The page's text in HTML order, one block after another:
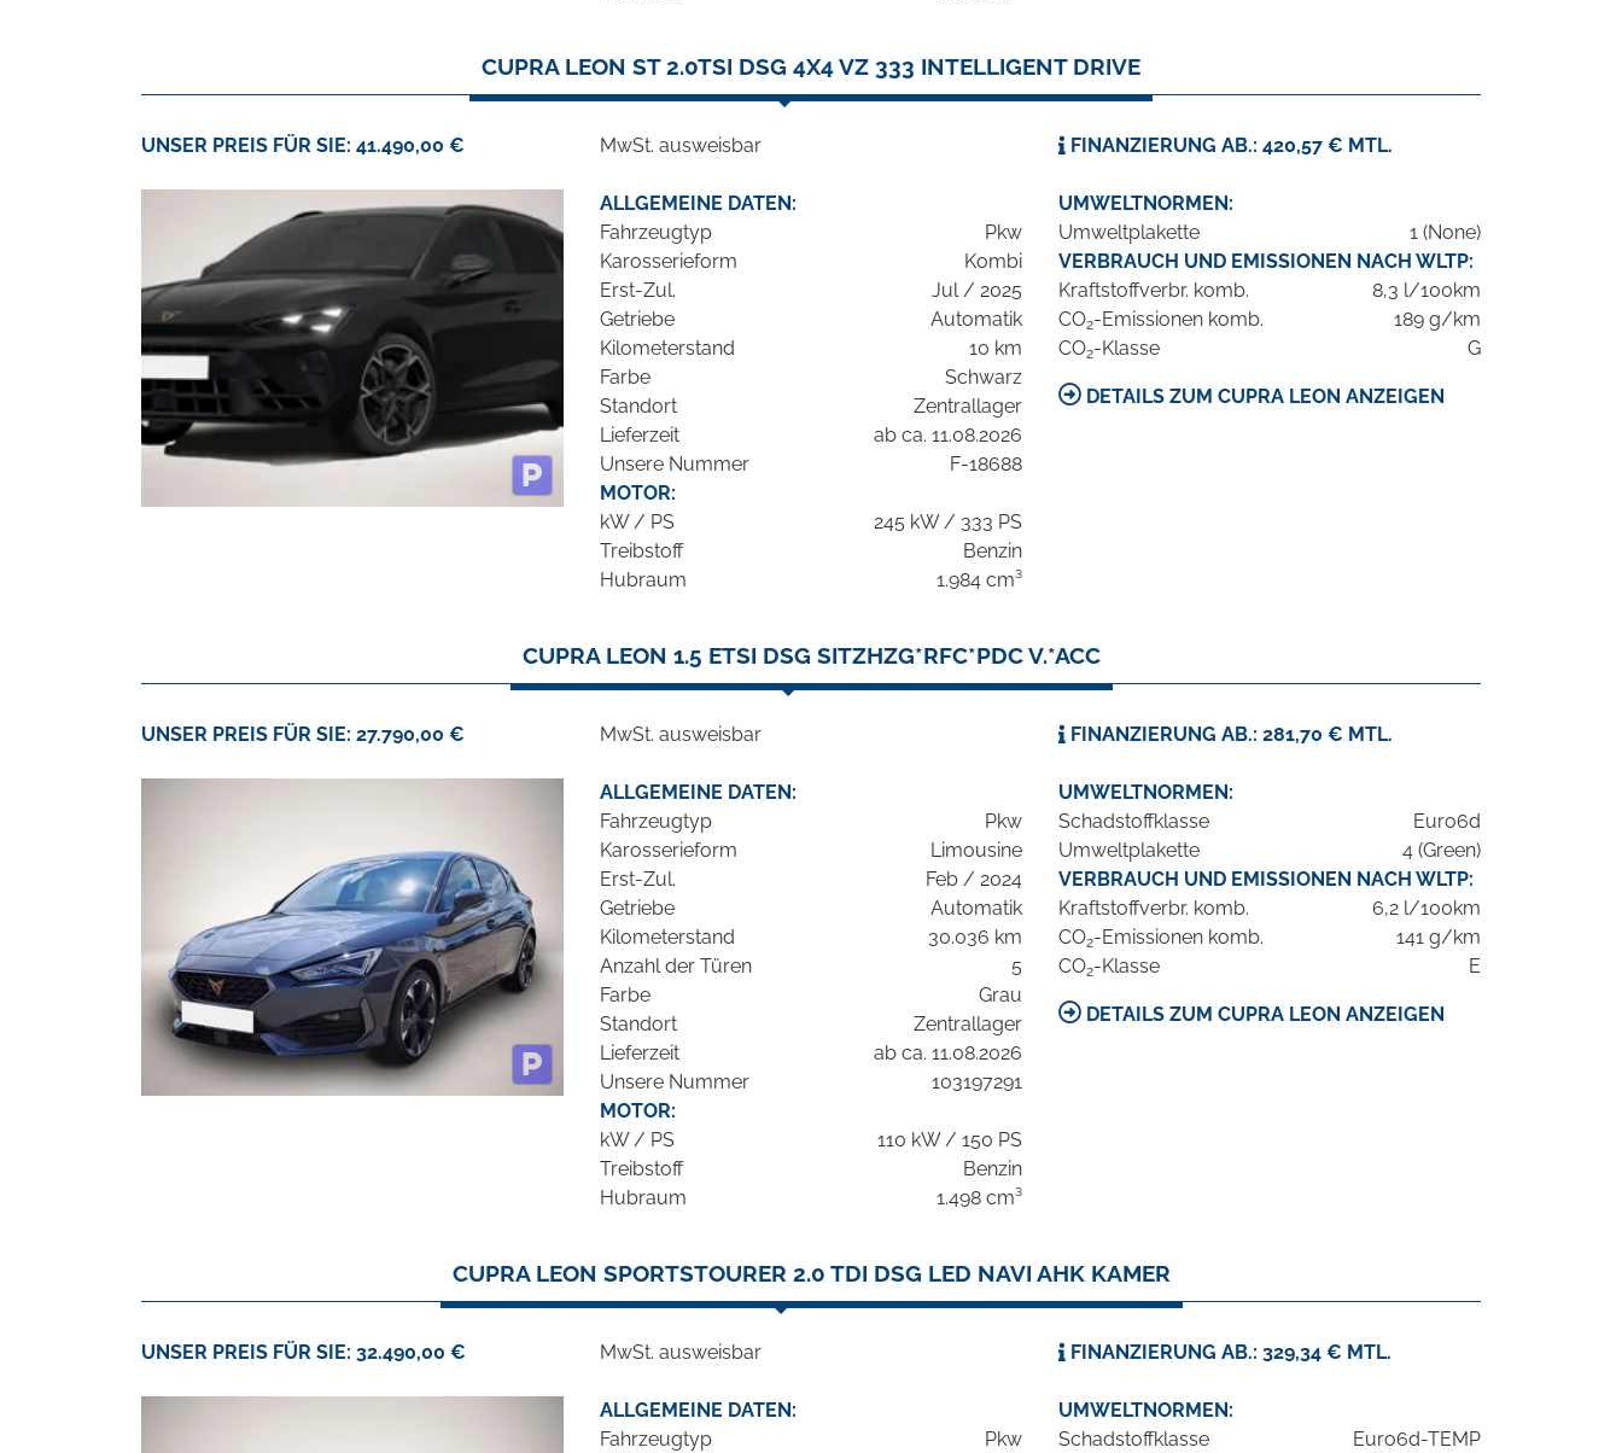
CUPRA LEON ST 2.0TSI DSG 4X4 VZ 333 INTELLIGENT DRIVE
UNSER PREIS FÜR SIE: 41.490,00 € MwSt. ausweisbar FINANZIERUNG AB.: 420,57 € MTL.
ALLGEMEINE DATEN:
Fahrzeugtyp
Pkw
Karosserieform
Kombi
Erst-Zul.
Jul / 2025
Getriebe
Automatik
Kilometerstand
10 km
Farbe
Schwarz
Standort
Zentrallager
Lieferzeit
ab ca. 11.08.2026
Unsere Nummer
F-18688
MOTOR:
kW / PS
245 kW / 333 PS
Treibstoff
Benzin
Hubraum
1.984 cm³
UMWELTNORMEN:
Umweltplakette
1 (None)
VERBRAUCH UND EMISSIONEN NACH WLTP:
Kraftstoffverbr. komb.
8,3 l/100km
CO2-Emissionen komb.
189 g/km
CO2-Klasse G
DETAILS ZUM CUPRA LEON ANZEIGEN
CUPRA LEON 1.5 ETSI DSG SITZHZG*RFC*PDC V.*ACC
UNSER PREIS FÜR SIE: 27.790,00 € MwSt. ausweisbar FINANZIERUNG AB.: 281,70 € MTL.
ALLGEMEINE DATEN:
Fahrzeugtyp
Pkw
Karosserieform
Limousine
Erst-Zul.
Feb / 2024
Getriebe
Automatik
Kilometerstand
30.036 km
Anzahl der Türen
5
Farbe
Grau
Standort
Zentrallager
Lieferzeit
ab ca. 11.08.2026
Unsere Nummer
103197291
MOTOR:
kW / PS
110 kW / 150 PS
Treibstoff
Benzin
Hubraum
1.498 cm³
UMWELTNORMEN:
Schadstoffklasse
Euro6d
Umweltplakette
4 (Green)
VERBRAUCH UND EMISSIONEN NACH WLTP:
Kraftstoffverbr. komb.
6,2 l/100km
CO2-Emissionen komb.
141 g/km
CO2-Klasse E
DETAILS ZUM CUPRA LEON ANZEIGEN
CUPRA LEON SPORTSTOURER 2.0 TDI DSG LED NAVI AHK KAMER
UNSER PREIS FÜR SIE: 32.490,00 € MwSt. ausweisbar FINANZIERUNG AB.: 329,34 € MTL.
ALLGEMEINE DATEN:
Fahrzeugtyp
Pkw
UMWELTNORMEN:
Schadstoffklasse
Euro6d-TEMP